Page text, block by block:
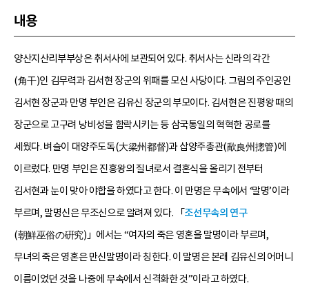
내용
양산지산리부부상은 취서사에 보관되어 있다. 취서사는 신라의 각간
(角干)인 김무력과 김서현 장군의 위패를 모신 사당이다. 그림의 주인공인
김서현 장군과 만명 부인은 김유신 장군의 부모이다. 김서현은 진평왕 때의
장군으로 고구려 낭비성을 함락시키는 등 삼국통일의 혁혁한 공로를
세웠다. 벼슬이 대양주도독(大梁州都督)과 삽양주총관(歃良州摠管)에
이르렀다. 만명 부인은 진흥왕의 질녀로서 결혼식을 올리기 전부터
김서현과 눈이 맞아 야합을 하였다고 한다. 이 만명은 무속에서 ‘말명’이라
부르며, 말명신은 무조신으로 알려져 있다. 「조선무속의 연구
(朝鮮巫俗の硏究)」에서는 “여자의 죽은 영혼을 말명이라 부르며,
무녀의 죽은 영혼은 만신말명이라 칭한다. 이 말명은 본래 김유신의 어머니
이름이었던 것을 나중에 무속에서 신격화한 것”이라고 하였다.